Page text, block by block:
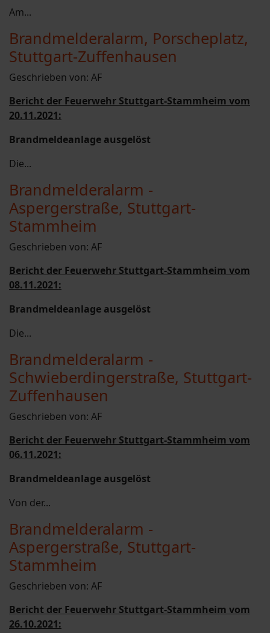
Am...
Brandmelderalarm, Porscheplatz,
Stuttgart-Zuffenhausen
Geschrieben von: AF
Bericht der Feuerwehr Stuttgart-Stammheim vom
20.11.2021:
Brandmeldeanlage ausgelöst
Die...
Brandmelderalarm -
Aspergerstraße, Stuttgart-
Stammheim
Geschrieben von: AF
Bericht der Feuerwehr Stuttgart-Stammheim vom
08.11.2021:
Brandmeldeanlage ausgelöst
Die...
Brandmelderalarm -
Schwieberdingerstraße, Stuttgart-
Zuffenhausen
Geschrieben von: AF
Bericht der Feuerwehr Stuttgart-Stammheim vom
06.11.2021:
Brandmeldeanlage ausgelöst
Von der...
Brandmelderalarm -
Aspergerstraße, Stuttgart-
Stammheim
Geschrieben von: AF
Bericht der Feuerwehr Stuttgart-Stammheim vom
26.10.2021: